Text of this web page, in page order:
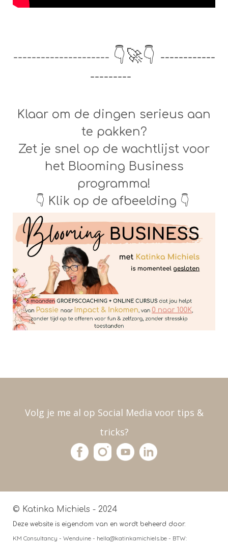
--------------------- 👇🚀👇 ------------
---------
Klaar om de dingen serieus aan
te pakken?
Zet je snel op de wachtlijst voor
het Blooming Business
programma!
👇 Klik op de afbeelding 👇
Volg je me al op Social Media voor tips &
tricks?
© Katinka Michiels - 2024
Deze website is eigendom van en wordt beheerd door:
KM Consultancy - Wenduine - hello@katinkamichiels.be - BTW: